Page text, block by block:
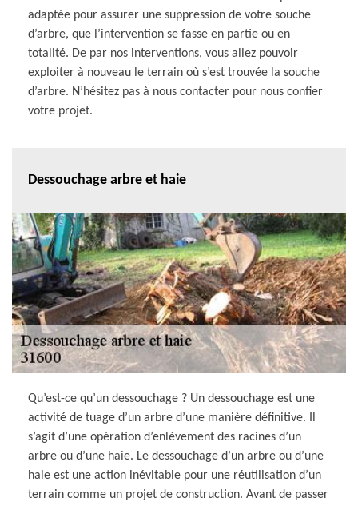
adaptée pour assurer une suppression de votre souche
d’arbre, que l’intervention se fasse en partie ou en
totalité. De par nos interventions, vous allez pouvoir
exploiter à nouveau le terrain où s’est trouvée la souche
d’arbre. N’hésitez pas à nous contacter pour nous confier
votre projet.
Dessouchage arbre et haie
Qu’est-ce qu’un dessouchage ? Un dessouchage est une
activité de tuage d’un arbre d’une manière définitive. Il
s’agit d’une opération d’enlèvement des racines d’un
arbre ou d’une haie. Le dessouchage d’un arbre ou d’une
haie est une action inévitable pour une réutilisation d’un
terrain comme un projet de construction. Avant de passer